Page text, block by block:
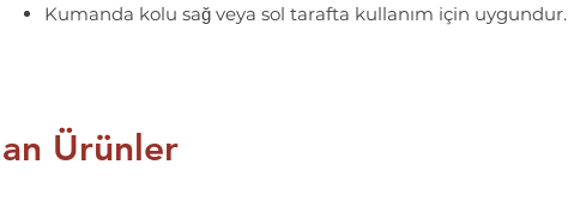
Kumanda kolu sağ veya sol tarafta kullanım için uygundur.
Ürünler